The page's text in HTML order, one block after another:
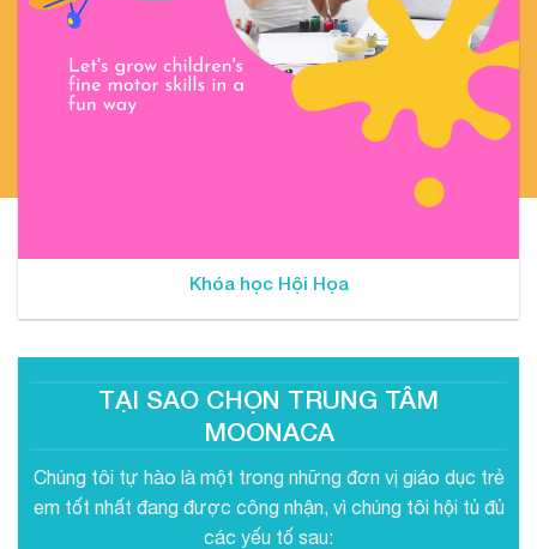
Khóa học Hội Họa
TẠI SAO CHỌN TRUNG TÂM
MOONACA
Chúng tôi tự hào là một trong những đơn vị giáo dục trẻ
em tốt nhất đang được công nhận, vì chúng tôi hội tủ đủ
các yếu tố sau: